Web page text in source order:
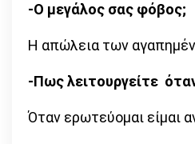
-Ο μεγάλος σας φόβος;
Η απώλεια των
-Πως λειτουργείτε
Όταν ερωτεύομαι είμαι